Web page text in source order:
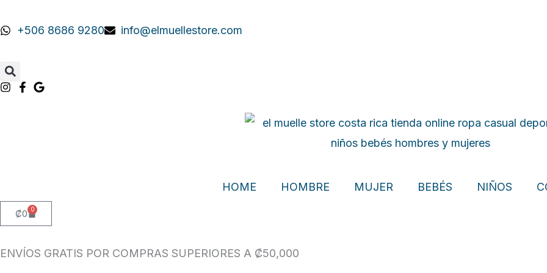
al
+506 8686 9280 info@elmuellestore.com
HOME HOMBRE MUJER BEBÉS NIÑOS
₡0 0
Carrito
ENVÍOS GRATIS POR COMPRAS SUPERIORES A ₡50,000